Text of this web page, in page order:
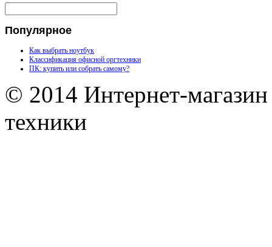
Популярное
Как выбрать ноутбук
Классификация офисной оргтехники
ПК: купить или собрать самому?
© 2014 Интернет-
техники